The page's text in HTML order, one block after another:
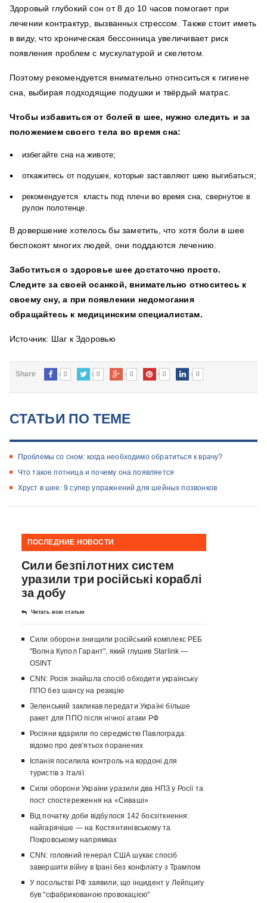
Здоровый глубокий сон от 8 до 10 часов помогает при
лечении контрактур, вызванных стрессом.Также стоит иметь
в виду, что хроническая бессонница увеличивает риск
появления проблем с мускулатурой и скелетом.
Поэтому рекомендуется внимательно относиться к гигиене
сна, выбирая подходящие подушки и твёрдый матрас.
Чтобы избавиться от болей в шее, нужно следить и за
положением своего тела во время сна:
избегайте сна на животе;
откажитесь от подушек, которые заставляют шею выгибаться;
рекомендуется класть под плечи во время сна, свернутое в
рулон полотенце.
В довершение хотелось бы заметить, что хотя боли в шее
беспокоят многих людей, они поддаются лечению.
Заботиться о здоровье шее достаточно просто.
Следите за своей осанкой, внимательно относитесь к
своему сну, а при появлении недомогания
обращайтесь к медицинским специалистам.
Источник: Шаг к Здоровью
Share 0 0 0 0 0
СТАТЬИ ПО ТЕМЕ
Проблемы со сном: когда необходимо обратиться к врачу?
Что такое потница и почему она появляется
Хруст в шее: 9 супер упражнений для шейных позвонков
ПОСЛЕДНИЕ НОВОСТИ
Сили безпілотних систем
уразили три російські кораблі
за добу
Читать всю статью
Сили оборони знищили російський комплекс РЕБ
"Волна Купол Гарант", який глушив Starlink —
OSINT
CNN: Росія знайшла спосіб обходити українську
ППО без шансу на реакцію
Зеленський закликав передати Україні більше
ракет для ППО після нічної атаки РФ
Росіяни вдарили по середмістю Павлограда:
відомо про девʼятьох поранених
Іспанія посилила контроль на кордоні для
туристів з Італії
Сили оборони України уразили два НПЗ у Росії та
пост спостереження на «Сиваші»
Від початку доби відбулося 142 боєзіткнення:
найгарячіше — на Костянтинівському та
Покровському напрямках
CNN: головний генерал США шукає спосіб
завершити війну в Ірані без конфлікту з Трампом
У посольстві РФ заявили, що інцидент у Лейпцигу
був "сфабрикованою провокацією"